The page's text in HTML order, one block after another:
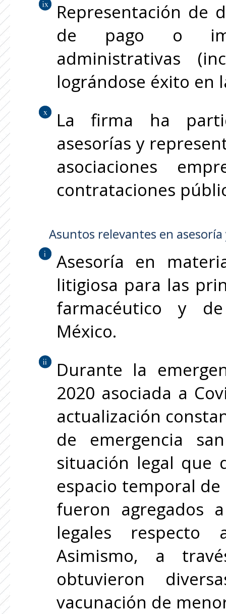
Representación de
de pago o
administrativas
lográndose éxito en
La firma ha
asesorías y
asociaciones
contrataciones
Asuntos relevantes en
Asesoría en
litigiosa para las
farmacéutico y
México.
Durante la
2020 asociada a
actualización
de emergencia
situación legal que
espacio temporal
fueron agregados
legales
Asimismo, a
obtuvieron
vacunación de